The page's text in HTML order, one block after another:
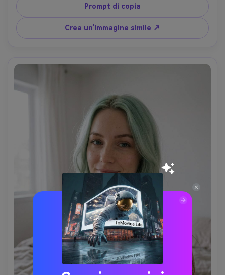
bianco senza cuciture, stroboscopio duro con linea
d'ombra nitida, fase uno IQ4, 110 mm f/2.8, ritaglio
stretto dal petto verso l'alto, umore editoriale della
rivista, lucentezza ultra-dettagliata della pelle e dei
Prompt di copia
Crea un'immagine simile ↗